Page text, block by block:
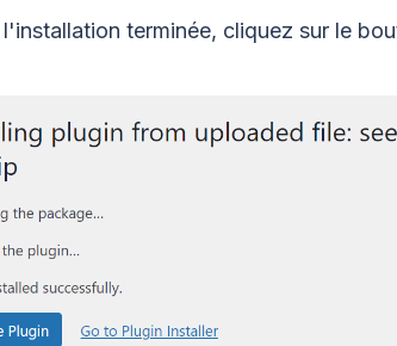
terminée, cliquez sur le